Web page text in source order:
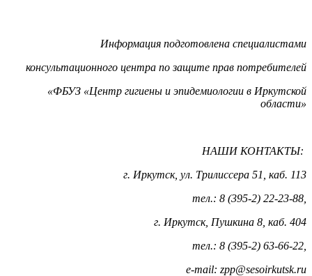
Информация подготовлена специалистами
консультационного центра по защите прав потребителей
«ФБУЗ «Центр гигиены и эпидемиологии в Иркутской
области»
НАШИ КОНТАКТЫ:
г. Иркутск, ул. Трилиссера 51, каб. 113
тел.: 8 (395-2) 22-23-88,
г. Иркутск, Пушкина 8, каб. 404
тел.: 8 (395-2) 63-66-22,
е-mail: zpp@sesoirkutsk.ru